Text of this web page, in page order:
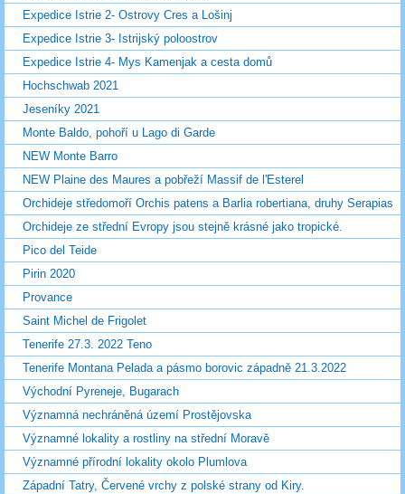
Expedice Istrie 2- Ostrovy Cres a Lošinj
Expedice Istrie 3- Istrijský poloostrov
Expedice Istrie 4- Mys Kamenjak a cesta domů
Hochschwab 2021
Jeseníky 2021
Monte Baldo, pohoří u Lago di Garde
NEW Monte Barro
NEW Plaine des Maures a pobřeží Massif de l'Esterel
Orchideje středomoří Orchis patens a Barlia robertiana, druhy Serapias
Orchideje ze střední Evropy jsou stejně krásné jako tropické.
Pico del Teide
Pirin 2020
Provance
Saint Michel de Frigolet
Tenerife 27.3. 2022 Teno
Tenerife Montana Pelada a pásmo borovic západně 21.3.2022
Východní Pyreneje, Bugarach
Významná nechráněná území Prostějovska
Významné lokality a rostliny na střední Moravě
Významné přírodní lokality okolo Plumlova
Západní Tatry, Červené vrchy z polské strany od Kiry.